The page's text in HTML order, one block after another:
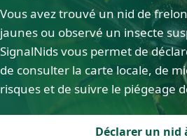
Vous avez trouvé un nid de
jaunes ou observé un insecte
SignalNids vous permet de
de consulter la carte locale, de
risques et de suivre le piégeage
Déclarer un nid